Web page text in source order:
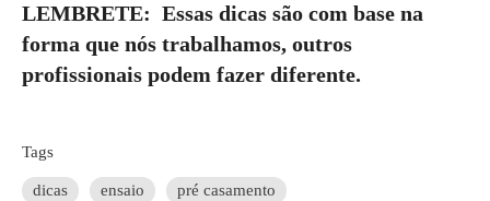
LEMBRETE: Essas dicas são com base na
forma que nós trabalhamos, outros
profissionais podem fazer diferente.
Tags
dicas ensaio pré casamento